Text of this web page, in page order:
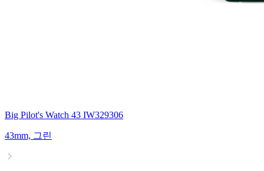
Big Pilot's Watch 43 IW329306
43mm, 그린